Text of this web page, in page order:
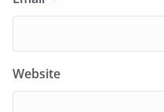
Website